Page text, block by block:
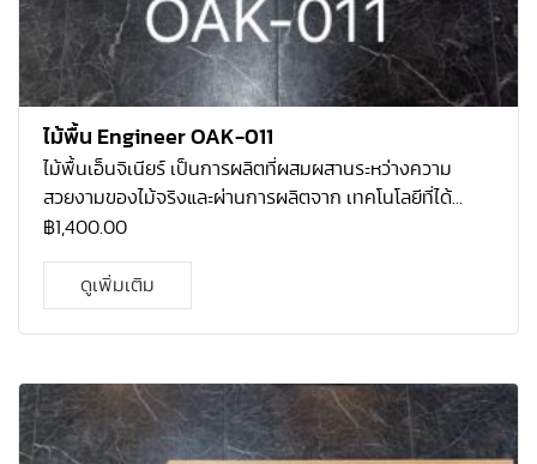
ไม้พื้น Engineer OAK-011
ไม้พื้นเอ็นจิเนียร์ เป็นการผลิตที่ผสมผสานระหว่างความ
สวยงามของไม้จริงและผ่านการผลิตจาก เทคโนโลยีที่ได้
มาตรฐาน โคยไม้ที่ใช้จะเป็นไม้โอ้กแท้ ที่ปลูกมากในทวีป
ความละเอียด เป็นไม้ที่ทนต่อการ เปลี่ยนแปลงทางสภาพทาง
อาการและทนต่อการกัดแทะของแมลงได้ดี จึงเหมาะสม กับ
ปลวก ทำให้รับประกันได้ว่า ปลวก-มอด ไม่ ทำลายเนื้อไม้ 5 ปี
฿1,400.00
ดูเพิ่มเติม